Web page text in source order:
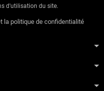
d'utilisation du site.
la politique de confidentialité